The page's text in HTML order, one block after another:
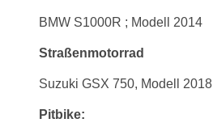
BMW S1000R ; Modell 2014
Straßenmotorrad
Suzuki GSX 750, Modell 2018
Pitbike: